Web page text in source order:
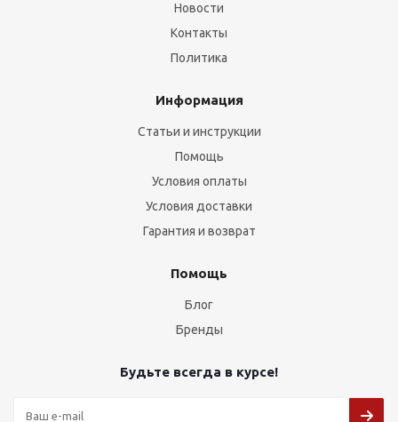
Новости
Контакты
Политика
Информация
Статьи и инструкции
Помощь
Условия оплаты
Условия доставки
Гарантия и возврат
Помощь
Блог
Бренды
Будьте всегда в курсе!